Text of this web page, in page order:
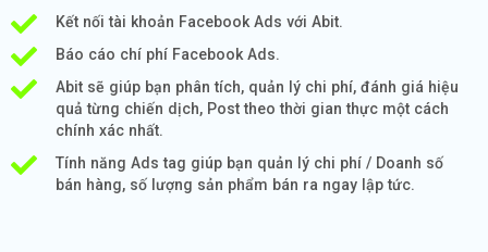
Kết nối tài khoản Facebook Ads với Abit.
Báo cáo chí phí Facebook Ads.
Abit sẽ giúp bạn phân tích, quản lý chi phí, đánh giá hiệu
quả từng chiến dịch, Post theo thời gian thực một cách
chính xác nhất.
Tính năng Ads tag giúp bạn quản lý chi phí / Doanh số
bán hàng, số lượng sản phẩm bán ra ngay lập tức.